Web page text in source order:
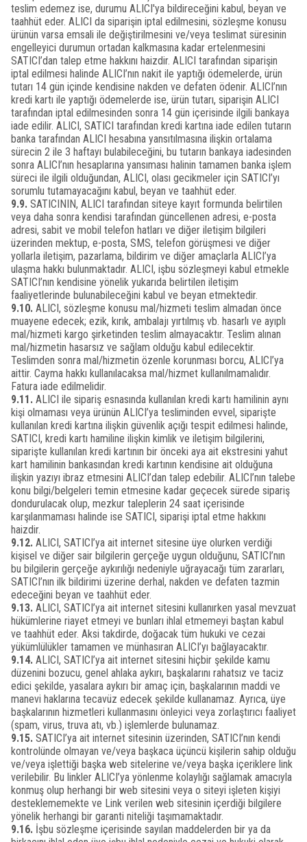
teslim edemez ise, durumu ALICI'ya bildireceğini kabul, beyan ve
taahhüt eder. ALICI da siparişin iptal edilmesini, sözleşme konusu
ürünün varsa emsali ile değiştirilmesini ve/veya teslimat süresinin
engelleyici durumun ortadan kalkmasına kadar ertelenmesini
SATICI’dan talep etme hakkını haizdir. ALICI tarafından siparişin
iptal edilmesi halinde ALICI’nın nakit ile yaptığı ödemelerde, ürün
tutarı 14 gün içinde kendisine nakden ve defaten ödenir. ALICI’nın
kredi kartı ile yaptığı ödemelerde ise, ürün tutarı, siparişin ALICI
tarafından iptal edilmesinden sonra 14 gün içerisinde ilgili bankaya
iade edilir. ALICI, SATICI tarafından kredi kartına iade edilen tutarın
banka tarafından ALICI hesabına yansıtılmasına ilişkin ortalama
sürecin 2 ile 3 haftayı bulabileceğini, bu tutarın bankaya iadesinden
sonra ALICI’nın hesaplarına yansıması halinin tamamen banka işlem
süreci ile ilgili olduğundan, ALICI, olası gecikmeler için SATICI’yı
sorumlu tutamayacağını kabul, beyan ve taahhüt eder.
9.9. SATICININ, ALICI tarafından siteye kayıt formunda belirtilen
veya daha sonra kendisi tarafından güncellenen adresi, e-posta
adresi, sabit ve mobil telefon hatları ve diğer iletişim bilgileri
üzerinden mektup, e-posta, SMS, telefon görüşmesi ve diğer
yollarla iletişim, pazarlama, bildirim ve diğer amaçlarla ALICI’ya
ulaşma hakkı bulunmaktadır. ALICI, işbu sözleşmeyi kabul etmekle
SATICI’nın kendisine yönelik yukarıda belirtilen iletişim
faaliyetlerinde bulunabileceğini kabul ve beyan etmektedir.
9.10. ALICI, sözleşme konusu mal/hizmeti teslim almadan önce
muayene edecek; ezik, kırık, ambalajı yırtılmış vb. hasarlı ve ayıplı
mal/hizmeti kargo şirketinden teslim almayacaktır. Teslim alınan
mal/hizmetin hasarsız ve sağlam olduğu kabul edilecektir.
Teslimden sonra mal/hizmetin özenle korunması borcu, ALICI’ya
aittir. Cayma hakkı kullanılacaksa mal/hizmet kullanılmamalıdır.
Fatura iade edilmelidir.
9.11. ALICI ile sipariş esnasında kullanılan kredi kartı hamilinin aynı
kişi olmaması veya ürünün ALICI’ya tesliminden evvel, siparişte
kullanılan kredi kartına ilişkin güvenlik açığı tespit edilmesi halinde,
SATICI, kredi kartı hamiline ilişkin kimlik ve iletişim bilgilerini,
siparişte kullanılan kredi kartının bir önceki aya ait ekstresini yahut
kart hamilinin bankasından kredi kartının kendisine ait olduğuna
ilişkin yazıyı ibraz etmesini ALICI’dan talep edebilir. ALICI’nın talebe
konu bilgi/belgeleri temin etmesine kadar geçecek sürede sipariş
dondurulacak olup, mezkur taleplerin 24 saat içerisinde
karşılanmaması halinde ise SATICI, siparişi iptal etme hakkını
haizdir.
9.12. ALICI, SATICI’ya ait internet sitesine üye olurken verdiği
kişisel ve diğer sair bilgilerin gerçeğe uygun olduğunu, SATICI’nın
bu bilgilerin gerçeğe aykırılığı nedeniyle uğrayacağı tüm zararları,
SATICI’nın ilk bildirimi üzerine derhal, nakden ve defaten tazmin
edeceğini beyan ve taahhüt eder.
9.13. ALICI, SATICI’ya ait internet sitesini kullanırken yasal mevzuat
hükümlerine riayet etmeyi ve bunları ihlal etmemeyi baştan kabul
ve taahhüt eder. Aksi takdirde, doğacak tüm hukuki ve cezai
yükümlülükler tamamen ve münhasıran ALICI’yı bağlayacaktır.
9.14. ALICI, SATICI’ya ait internet sitesini hiçbir şekilde kamu
düzenini bozucu, genel ahlaka aykırı, başkalarını rahatsız ve taciz
edici şekilde, yasalara aykırı bir amaç için, başkalarının maddi ve
manevi haklarına tecavüz edecek şekilde kullanamaz. Ayrıca, üye
başkalarının hizmetleri kullanmasını önleyici veya zorlaştırıcı faaliyet
(spam, virus, truva atı, vb.) işlemlerde bulunamaz.
9.15. SATICI’ya ait internet sitesinin üzerinden, SATICI’nın kendi
kontrolünde olmayan ve/veya başkaca üçüncü kişilerin sahip olduğu
ve/veya işlettiği başka web sitelerine ve/veya başka içeriklere link
verilebilir. Bu linkler ALICI’ya yönlenme kolaylığı sağlamak amacıyla
konmuş olup herhangi bir web sitesini veya o siteyi işleten kişiyi
desteklememekte ve Link verilen web sitesinin içerdiği bilgilere
yönelik herhangi bir garanti niteliği taşımamaktadır.
9.16. İşbu sözleşme içerisinde sayılan maddelerden bir ya da